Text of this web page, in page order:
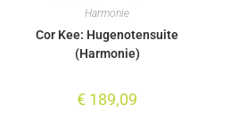
Harmonie
Cor Kee: Hugenotensuite
(Harmonie)
€ 189,09